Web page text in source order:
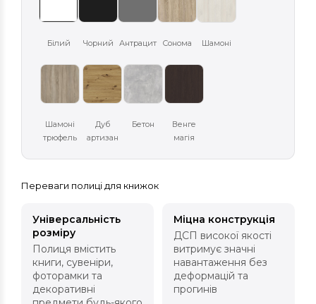
Білий Чорний Антрацит Сонома Шамоні
Шамоні
трюфель
Дуб
артизан
Бетон
Венге
магія
Переваги полиці для книжок
Універсальність
розміру
Полиця вмістить
книги, сувеніри,
фоторамки та
декоративні
Міцна конструкція
ДСП високої якості
витримує значні
навантаження без
деформацій та
прогинів